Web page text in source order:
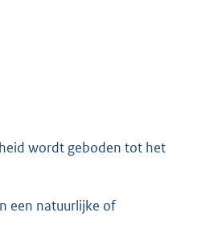
wordt geboden tot het
een natuurlijke of